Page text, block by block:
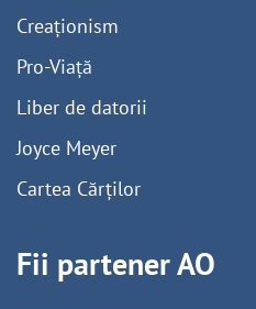
Creaționism
Pro-Viață
Liber de datorii
Joyce Meyer
Cartea Cărților
Fii partener AO